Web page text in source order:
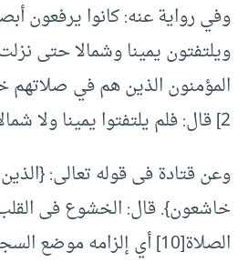
وفي رواية عنه: كانوا يرفعون
ويلتفتون يمينا وشمالا حتى
المؤمنون الذين هم في صلاتهم
2] قال: فلم يلتفتوا يمينا ولا شمالا”[9].
وعن قتادة فى قوله تعالى:
خاشعون}. قال: الخشوع فى
الصلاة[10] أي إلزامه موضع السجود فى الصلاة.[11]